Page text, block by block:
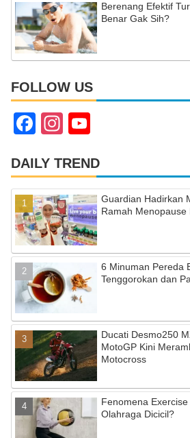
Berenang Efektif
Benar Gak Sih?
FOLLOW US
F
c
e
b
o
o
k
In
a
gr
a
m
u
T
u
b
e
C
h
a
n
n
el
DAILY TREND
Guardian Hadirkan
Ramah
6 Minuman Pereda
Tenggorokan dan
Ducati Desmo250
MotoGP Kini
Motocross
Fenomena
Olahraga Dicicil?